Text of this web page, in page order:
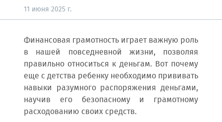
11 июня 2025 г.
Финансовая грамотность играет важную роль
в нашей повседневной жизни, позволяя
правильно относиться к деньгам. Вот почему
еще с детства ребенку необходимо прививать
навыки разумного распоряжения деньгами,
научив его безопасному и грамотному
расходованию своих средств.